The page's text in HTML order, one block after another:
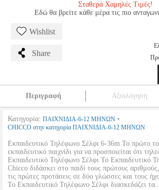
Σταθερά Χαμηλές Τιμές!
Εδώ θα βρείτε κάθε μέρα τις πιο
Wishlist
Share
Περιγραφή Αξιολόγηση
Κατηγορία: ΠΑΙΧΝΙΔΙΑ-6-12 ΜΗΝΩΝ •
CHICCO στην κατηγορία ΠΑΙΧΝΙΔΙΑ-6-12 ΜΗΝΩΝ
Εκπαιδευτικό Τηλέφωνο Σέλφι 6-36m Το πρώτο
εκπαιδευτικό παιχνίδι για να προσποιείται ότι
Εκπαιδευτικό Τηλέφωνο Σέλφι Το Εκπαιδευτικό
Chicco διδάσκει στο παιδί τους πρώτους
τις πρώτες προτάσεις σε δύο γλώσσες και τους
Το Εκπαιδευτικό Τηλέφωνο Σέλφι διασκεδάζει